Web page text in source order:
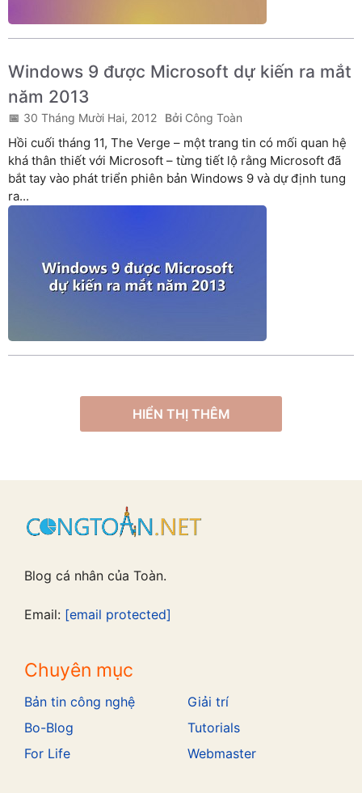
Windows 9 được Microsoft dự kiến ra mắt
năm 2013
30 Tháng Mười Hai, 2012 Công Toàn
Hồi cuối tháng 11, The Verge – một trang tin có mối quan hệ
khá thân thiết với Microsoft – từng tiết lộ rằng Microsoft đã
bắt tay vào phát triển phiên bản Windows 9 và dự định tung
ra...
HIỂN THỊ THÊM
Blog cá nhân của Toàn.
Email: [email protected]
Chuyên mục
Bản tin công nghệ
Bo-Blog
For Life
Giải trí
Tutorials
Webmaster